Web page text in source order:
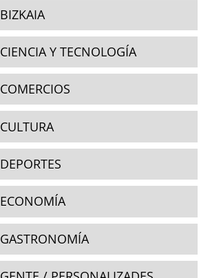
BIZKAIA
CIENCIA Y TECNOLOGÍA
COMERCIOS
CULTURA
DEPORTES
ECONOMÍA
GASTRONOMÍA